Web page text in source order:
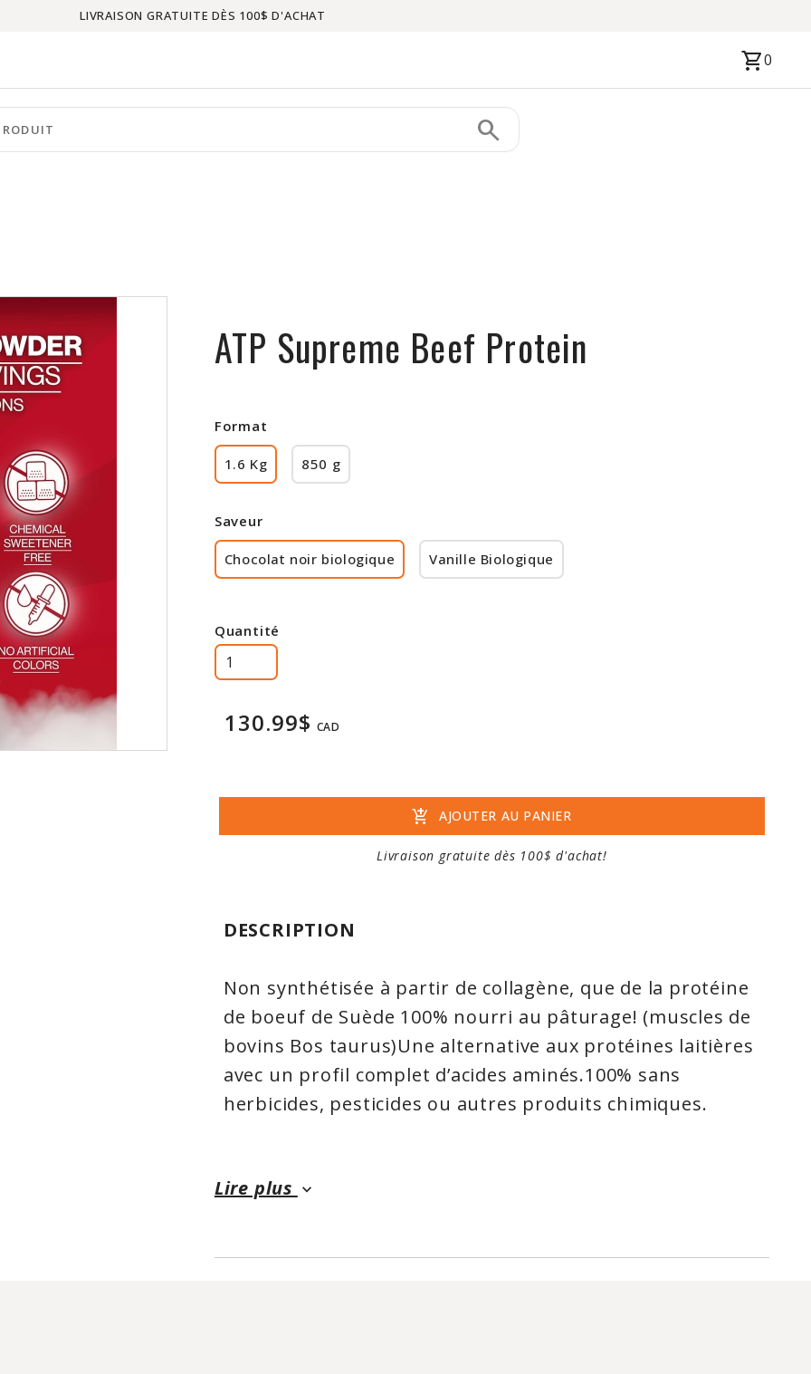
LIVRAISON GRATUITE DÈS 100$ D'ACHAT
shopping_cart0
search
ATP Supreme Beef Protein
Format
1.6 Kg 850 g
Saveur
Chocolat noir biologique Vanille Biologique
Quantité
130.99$ CAD
add_shopping_cart AJOUTER AU PANIER
Livraison gratuite dès 100$ d'achat!
DESCRIPTION
Non synthétisée à partir de collagène, que de la protéine
de boeuf de Suède 100% nourri au pâturage! (muscles de
bovins Bos taurus)Une alternative aux protéines laitières
avec un profil complet d’acides aminés.100% sans
herbicides, pesticides ou autres produits chimiques.
Profil complet d’acides aminés essentiels.
Effet de satiété supérieur au lactosérum.
Lire plus keyboard_arrow_down